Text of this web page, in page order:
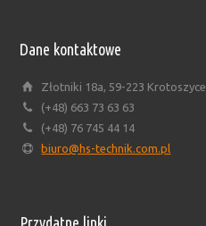
Dane kontaktowe
Złotniki 18a, 59-223 Krotoszyce
(+48) 663 73 63 63
(+48) 76 745 44 14
biuro@hs-technik.com.pl
Przydatne linki